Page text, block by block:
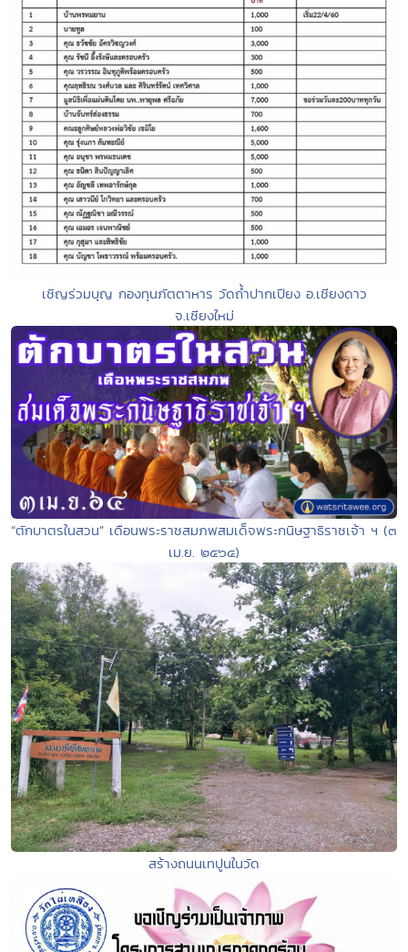
เชิญร่วมบุญ กองทุนภัตตาหาร วัดถ้ำปากเปียง อ.เชียงดาว
จ.เชียงใหม่
“ตักบาตรในสวน” เดือนพระราชสมภพสมเด็จพระกนิษฐาธิราชเจ้า ฯ (๓
เม.ย. ๒๕๖๔)
สร้างถนนเทปูนในวัด